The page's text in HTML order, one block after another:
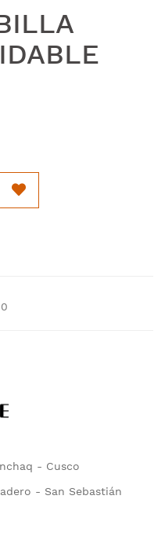
- Cusco
- San Sebastián